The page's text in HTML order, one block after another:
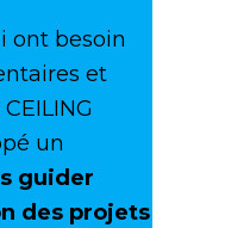
ont besoin
et
un
guider
des projets